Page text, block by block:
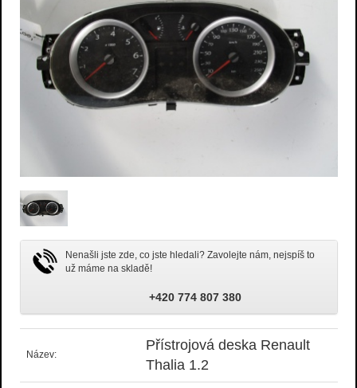
Nenašli jste zde, co jste hledali? Zavolejte nám, nejspíš to
už máme na skladě!
+420 774 807 380
Název:
Přístrojová deska Renault
Thalia 1.2